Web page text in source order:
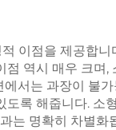
이점을 제공합
역시 매우 크며
서는 과장이 불
록 해줍니다. 소
는 명확히 차별화